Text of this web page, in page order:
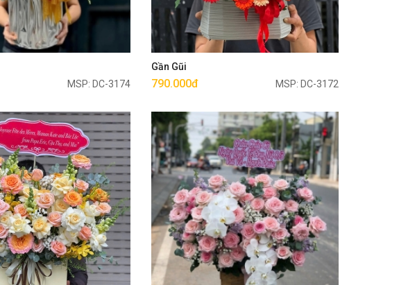
MSP: DC-3174
Mua ngay
Gần Gũi
790.000đ MSP: DC-3172
Mua ngay